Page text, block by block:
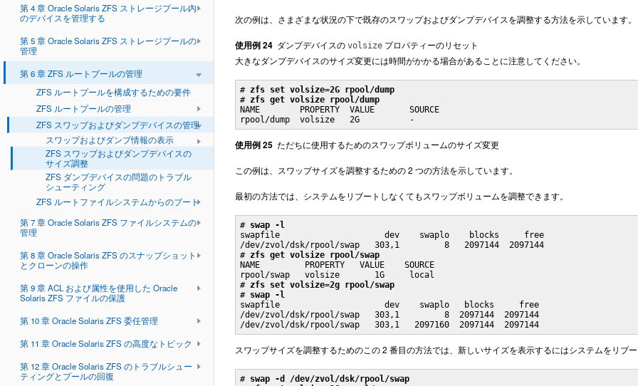
第 4 章 Oracle Solaris ZFS ストレージプール内
のデバイスを管理する
第 5 章 Oracle Solaris ZFS ストレージプールの
管理
第 6 章 ZFS ルートプールの管理
ZFS ルートプールを構成するための要件
ZFS ルートプールの管理
ZFS スワップおよびダンプデバイスの管理
スワップおよびダンプ情報の表示
ZFS スワップおよびダンプデバイスの
サイズ調整
ZFS ダンプデバイスの問題のトラブル
シューティング
ZFS ルートファイルシステムからのブート
第 7 章 Oracle Solaris ZFS ファイルシステムの
管理
第 8 章 Oracle Solaris ZFS のスナップショット
とクローンの操作
第 9 章 ACL および属性を使用した Oracle
Solaris ZFS ファイルの保護
第 10 章 Oracle Solaris ZFS 委任管理
第 11 章 Oracle Solaris ZFS の高度なトピック
第 12 章 Oracle Solaris ZFS のトラブルシュー
ティングとプールの回復
次の例は、さまざまな状況の下で既存のスワップおよびダンプデバイスを調整する方法を示しています。
使用例 24 ダンプデバイスの volsize プロパティーのリセット
大きなダンプデバイスのサイズ変更には時間がかかる場合があることに注意してください。
# zfs set volsize=2G rpool/dump
# zfs get volsize rpool/dump
NAME        PROPERTY  VALUE       SOURCE
rpool/dump  volsize   2G          -
使用例 25 ただちに使用するためのスワップボリュームのサイズ変更
この例は、スワップサイズを調整するための 2 つの方法を示しています。
最初の方法では、システムをリブートしなくてもスワップボリュームを調整できます。
# swap -l
swapfile                     dev    swaplo    blocks     free
/dev/zvol/dsk/rpool/swap   303,1         8   2097144  2097144
# zfs get volsize rpool/swap
NAME         PROPERTY   VALUE    SOURCE
rpool/swap   volsize       1G     local
# zfs set volsize=2g rpool/swap
# swap -l
swapfile                     dev    swaplo   blocks     free
/dev/zvol/dsk/rpool/swap   303,1         8  2097144  2097144
スワップサイズを調整するためのこの 2 番目の方法では、新しいサイズを表示するにはシステムをリブー
# swap -d /dev/zvol/dsk/rpool/swap